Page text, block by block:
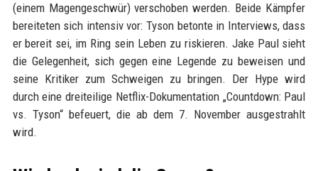
(einem Magengeschwür) verschoben werden. Beide Kämpfer
bereiteten sich intensiv vor: Tyson betonte in Interviews, dass
er bereit sei, im Ring sein Leben zu riskieren. Jake Paul sieht
die Gelegenheit, sich gegen eine Legende zu beweisen und
seine Kritiker zum Schweigen zu bringen. Der Hype wird
durch eine dreiteilige Netflix-Dokumentation „Countdown: Paul
vs. Tyson“ befeuert, die ab dem 7. November ausgestrahlt
wird.